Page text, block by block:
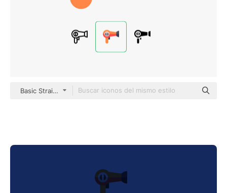
Basic Straight Flat